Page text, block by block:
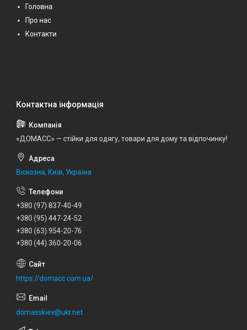
Головна
Про нас
Контакти
«ДОМАСС» — стійки для одягу, товари для дому та відпочинку!
Віскозна, Київ, Україна
+380 (97) 837-40-49
+380 (95) 447-24-52
+380 (63) 954-20-76
+380 (44) 360-20-06
https://domacc.com.ua/
domasskiev@ukr.net